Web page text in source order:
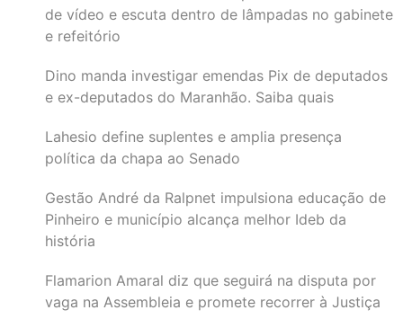
de vídeo e escuta dentro de lâmpadas no gabinete
e refeitório
Dino manda investigar emendas Pix de deputados
e ex-deputados do Maranhão. Saiba quais
Lahesio define suplentes e amplia presença
política da chapa ao Senado
Gestão André da Ralpnet impulsiona educação de
Pinheiro e município alcança melhor Ideb da
história
Flamarion Amaral diz que seguirá na disputa por
vaga na Assembleia e promete recorrer à Justiça